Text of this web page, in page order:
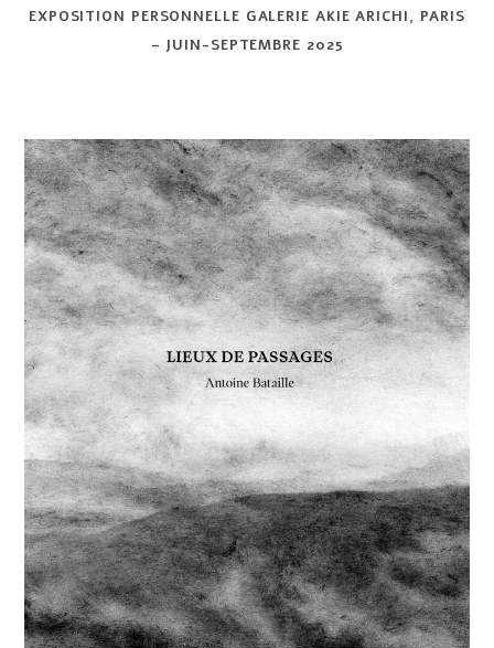
EXPOSITION PERSONNELLE GALERIE AKIE ARICHI, PARIS
– JUIN-SEPTEMBRE 2025